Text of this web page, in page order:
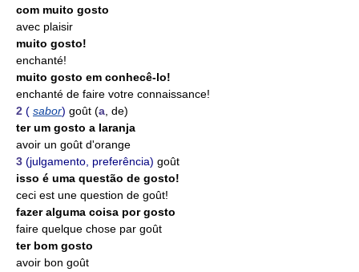
com muito gosto
avec plaisir
muito gosto!
enchanté!
muito gosto em conhecê-lo!
enchanté de faire votre connaissance!
2 ( sabor) goût (a , de)
ter um gosto a laranja
avoir un goût d'orange
3 (julgamento, preferência) goût
isso é uma questão de gosto!
ceci est une question de goût!
fazer alguma coisa por gosto
faire quelque chose par goût
ter bom gosto
avoir bon goût